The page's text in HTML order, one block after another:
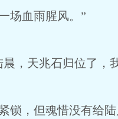
场血雨腥风。”
天兆石归位了，
，但魂惜没有给陆